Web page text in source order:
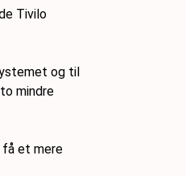
Tivilo
og til
mindre
få et mere